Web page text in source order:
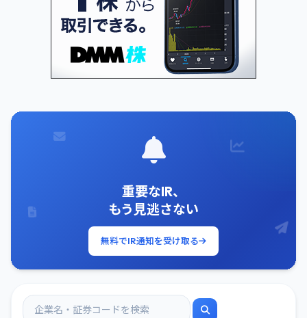
重要なIR、
もう見逃さない
無料でIR通知を受け取る